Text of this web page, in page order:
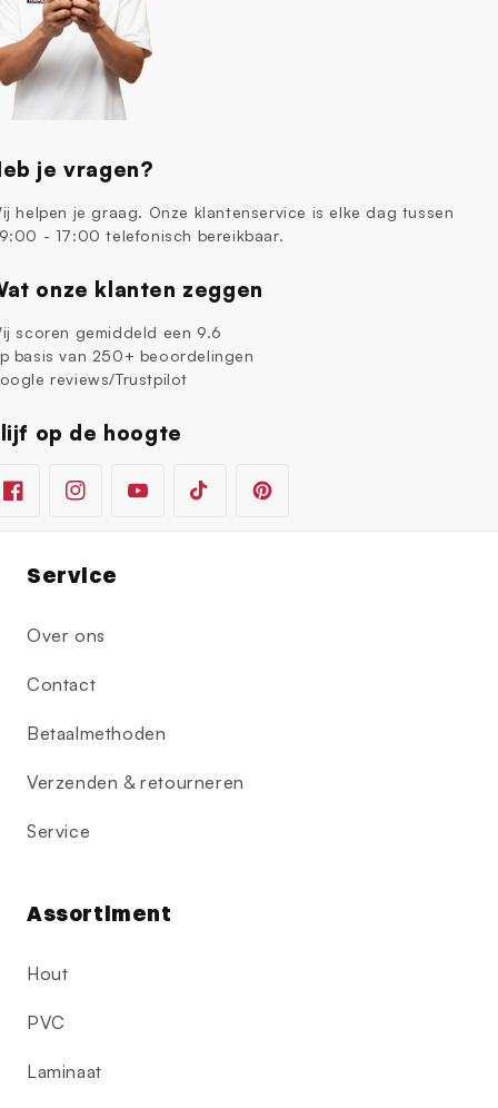
je vragen?
helpen je graag. Onze klantenservice is elke dag tussen
- 17:00 telefonisch bereikbaar.
onze klanten zeggen
scoren gemiddeld een 9.6
basis van 250+ beoordelingen
reviews/Trustpilot
op de hoogte
FacebookInstagramYouTubeTikTok Pinterest
Service
Over ons
Contact
Betaalmethoden
Verzenden & retourneren
Service
Assortiment
Hout
PVC
Laminaat